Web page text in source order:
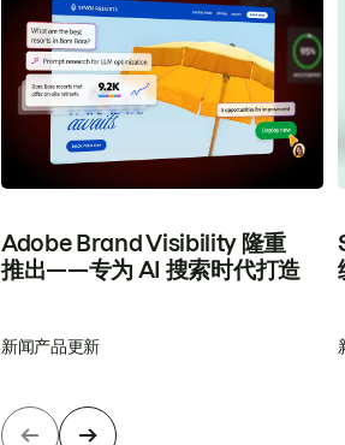
Adobe Brand Visibility 隆重
推出——专为 AI 搜索时代打造
新闻产品更新